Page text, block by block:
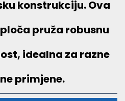
konstrukciju. Ova
pruža robusnu
idealna za razne
primjene.